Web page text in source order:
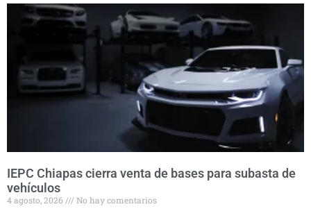
IEPC Chiapas cierra venta de bases para subasta de
vehículos
4 agosto, 2026 No hay comentarios